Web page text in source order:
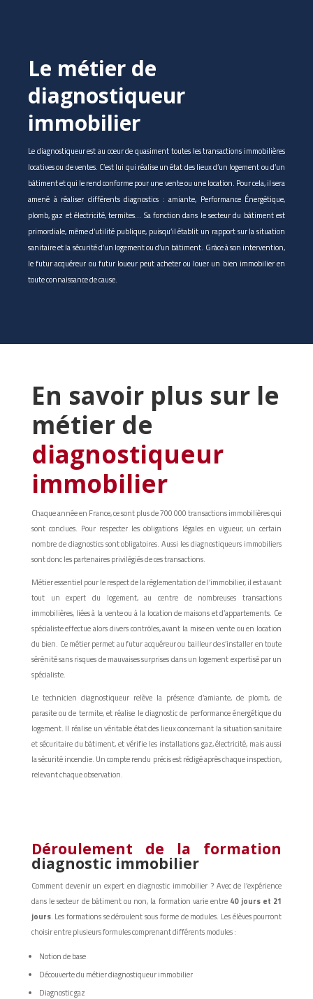
Le métier de
diagnostiqueur
immobilier
Le diagnostiqueur est au cœur de quasiment toutes les transactions immobilières
locatives ou de ventes. C’est lui qui réalise un état des lieux d’un logement ou d’un
bâtiment et qui le rend conforme pour une vente ou une location. Pour cela, il sera
amené à réaliser différents diagnostics : amiante, Performance Énergétique,
plomb, gaz et électricité, termites… Sa fonction dans le secteur du bâtiment est
primordiale, même d’utilité publique, puisqu’il établit un rapport sur la situation
sanitaire et la sécurité d’un logement ou d’un bâtiment. Grâce à son intervention,
le futur acquéreur ou futur loueur peut acheter ou louer un bien immobilier en
toute connaissance de cause.
En savoir plus sur le
métier de
diagnostiqueur
immobilier
Chaque année en France, ce sont plus de 700 000 transactions immobilières qui
sont conclues. Pour respecter les obligations légales en vigueur, un certain
nombre de diagnostics sont obligatoires. Aussi les diagnostiqueurs immobiliers
sont donc les partenaires privilégiés de ces transactions.
Métier essentiel pour le respect de la réglementation de l’immobilier, il est avant
tout un expert du logement, au centre de nombreuses transactions
immobilières, liées à la vente ou à la location de maisons et d’appartements. Ce
spécialiste effectue alors divers contrôles, avant la mise en vente ou en location
du bien. Ce métier permet au futur acquéreur ou bailleur de s’installer en toute
sérénité sans risques de mauvaises surprises dans un logement expertisé par un
spécialiste.
Le technicien diagnostiqueur relève la présence d’amiante, de plomb, de
parasite ou de termite, et réalise le diagnostic de performance énergétique du
logement. Il réalise un véritable état des lieux concernant la situation sanitaire
et sécuritaire du bâtiment, et vérifie les installations gaz, électricité, mais aussi
la sécurité incendie. Un compte rendu précis est rédigé après chaque inspection,
relevant chaque observation.
Déroulement de la formation
diagnostic immobilier
Comment devenir un expert en diagnostic immobilier ? Avec de l’expérience
dans le secteur de bâtiment ou non, la formation varie entre 40 jours et 21
jours. Les formations se déroulent sous forme de modules. Les élèves pourront
choisir entre plusieurs formules comprenant différents modules :
Notion de base
Découverte du métier diagnostiqueur immobilier
Diagnostic gaz